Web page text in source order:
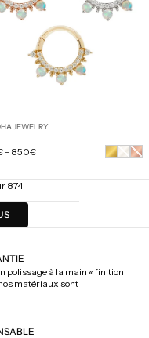
JEWELRY
- 850€
Or Or
874
polissage à la main « finition
matériaux sont